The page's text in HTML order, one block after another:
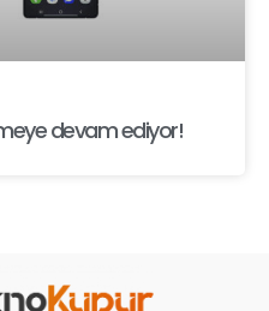
devam ediyor!